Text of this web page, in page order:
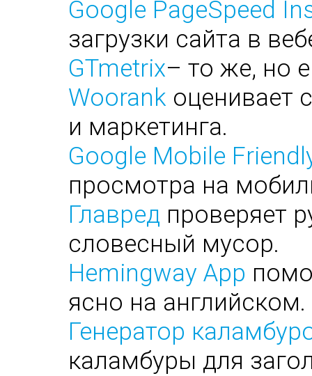
Google PageSpeed
загрузки сайта в
GTmetrix– то же, но
Woorank оценивает
и маркетинга.
Google Mobile
просмотра на
Главред проверяет
словесный мусор.
Hemingway App
ясно на английском.
Генератор
каламбуры для